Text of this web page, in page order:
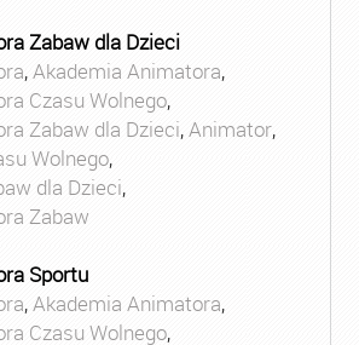
Zabaw dla Dzieci
,Akademia Animatora,
Czasu Wolnego,
Zabaw dla Dzieci,Animator,
Wolnego,
dla Dzieci,
Zabaw
Sportu
,Akademia Animatora,
Czasu Wolnego,